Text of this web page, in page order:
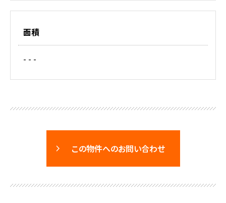
面積
- - -
この物件へのお問い合わせ